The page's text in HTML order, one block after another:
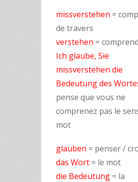
missverstehen =
de travers
verstehen =
Ich glaube, Sie
missverstehen die
Bedeutung des
pense que vous ne
comprenez pas le
mot
glauben = penser /
das Wort = le mot
die Bedeutung = la